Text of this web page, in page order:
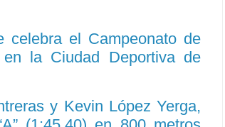
celebra el Campeonato de
la Ciudad Deportiva de
y Kevin López Yerga,